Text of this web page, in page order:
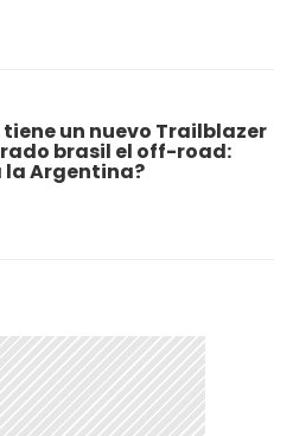
un nuevo Trailblazer
brasil el off-road:
la Argentina?